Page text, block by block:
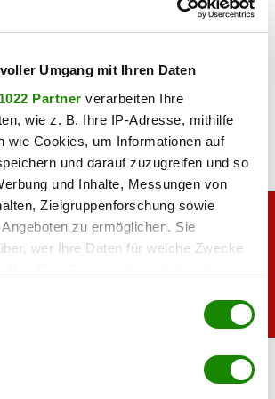
Umgang mit Ihren Daten
Partner verarbeiten Ihre
wie z. B. Ihre IP-Adresse, mithilfe
wie Cookies, um Informationen auf
und darauf zuzugreifen und so
und Inhalte, Messungen von
Zielgruppenforschung sowie
zu ermöglichen. Sie
wer Ihre Daten für welche Zwecke
Ihre Einwilligung jederzeit über die
oder widerrufen
über Ihre geografische Lage
Ski-Legende ihre Traumfigur und
Stunden am Meer.
auf Instagram: „Komm nie